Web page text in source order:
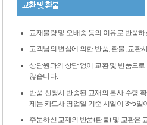
교환 및 환불
교재불량 및 오배송 등의 이유로 반품
고객님의 변심에 의한 반품, 환불, 교환
상담원과의 상담 없이 교환 및 반품으
않습니다.
반품 신청시 반송된 교재의 본사 수령
제는 카드사 영업일 기준 시일이 3~5일
주문하신 교재의 반품(환불) 및 교환은